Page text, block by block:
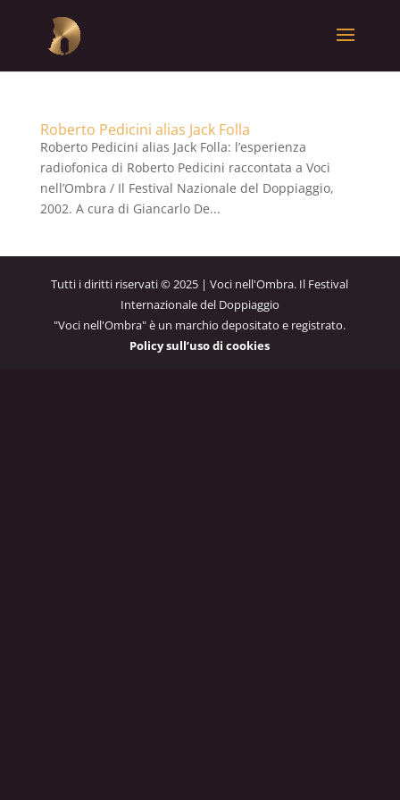
Roberto Pedicini alias Jack Folla
Roberto Pedicini alias Jack Folla: l’esperienza
radiofonica di Roberto Pedicini raccontata a Voci
nell’Ombra / Il Festival Nazionale del Doppiaggio,
2002. A cura di Giancarlo De...
Tutti i diritti riservati © 2025 | Voci nell'Ombra. Il Festival
Internazionale del Doppiaggio
"Voci nell'Ombra" è un marchio depositato e registrato.
Policy sull’uso di cookies